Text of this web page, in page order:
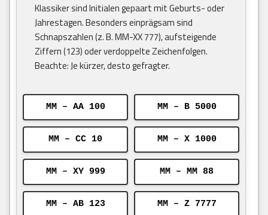
Klassiker sind Initialen gepaart mit Geburts- oder
Jahrestagen. Besonders einprägsam sind
Schnapszahlen (z. B. MM-XX 777), aufsteigende
Ziffern (123) oder verdoppelte Zeichenfolgen.
Beachte: Je kürzer, desto gefragter.
MM – AA 100 MM – B 5000
MM – CC 10 MM – X 1000
MM – XY 999 MM – MM 88
MM – AB 123 MM – Z 7777